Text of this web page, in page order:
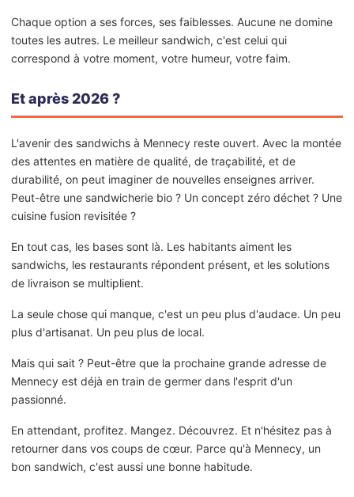
Chaque option a ses forces, ses faiblesses. Aucune ne domine
toutes les autres. Le meilleur sandwich, c'est celui qui
correspond à votre moment, votre humeur, votre faim.
Et après 2026 ?
L'avenir des sandwichs à Mennecy reste ouvert. Avec la montée
des attentes en matière de qualité, de traçabilité, et de
durabilité, on peut imaginer de nouvelles enseignes arriver.
Peut-être une sandwicherie bio ? Un concept zéro déchet ? Une
cuisine fusion revisitée ?
En tout cas, les bases sont là. Les habitants aiment les
sandwichs, les restaurants répondent présent, et les solutions
de livraison se multiplient.
La seule chose qui manque, c'est un peu plus d'audace. Un peu
plus d'artisanat. Un peu plus de local.
Mais qui sait ? Peut-être que la prochaine grande adresse de
Mennecy est déjà en train de germer dans l'esprit d'un
passionné.
En attendant, profitez. Mangez. Découvrez. Et n'hésitez pas à
retourner dans vos coups de cœur. Parce qu'à Mennecy, un
bon sandwich, c'est aussi une bonne habitude.